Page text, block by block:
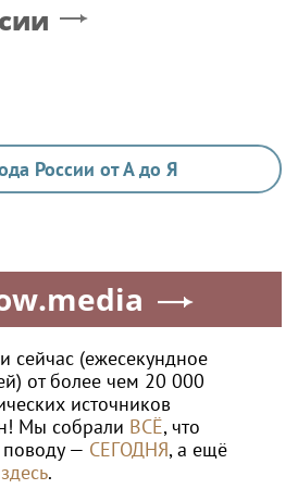
России от А до Я
сейчас (ежесекундное
от более чем 20 000
источников
Мы собрали ВСЁ, что
поводу — СЕГОДНЯ, а ещё
здесь.